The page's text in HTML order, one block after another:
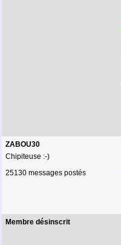
ZABOU30
Chipiteuse :-)
25130 messages postés
Membre désinscrit